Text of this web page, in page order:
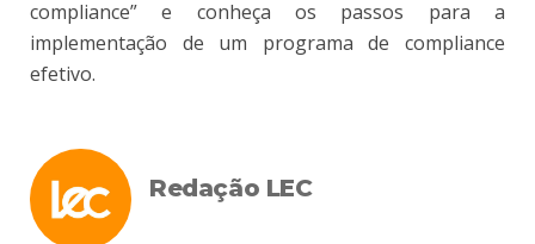
compliance” e conheça os passos para a
implementação de um programa de compliance
efetivo.
Redação LEC